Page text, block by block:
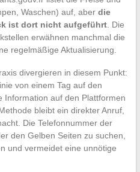
Waschen) auf, aber die
ist dort nicht aufgeführt. Die
erwähnen manchmal die
regelmäßige Aktualisierung.
divergieren in diesem Punkt:
von einem Tag auf den
Information auf den Plattformen
bleibt ein direkter Anruf,
Die Telefonnummer der
den Gelben Seiten zu suchen,
und vermeidet eine unnötige